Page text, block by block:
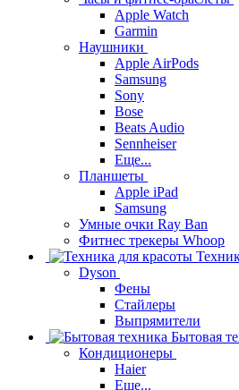
Apple Watch
Garmin
Наушники
Apple AirPods
Samsung
Sony
Bose
Beats Audio
Sennheiser
Еще...
Планшеты
Apple iPad
Samsung
Умные очки Ray Ban
Фитнес трекеры Whoop
Dyson
Фены
Стайлеры
Выпрямители
Бытовая
Кондиционеры
Haier
Еще...